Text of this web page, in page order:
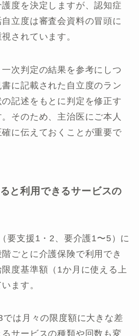
度を決定しますが、認知症
立度は審査会資料の冒頭に
されています。
次判定の結果を参考にしつ
に記載された自立度のラン
記述をもとに判定を修正す
そのため、主治医にご本人
に伝えておくことが重要で
と利用できるサービスの
要支援1・2、要介護1〜5）に
ごとに介護保険で利用でき
度基準額（1か月に使える上
ます。
は月々の限度額に大きな差
サービスの種類や回数も変